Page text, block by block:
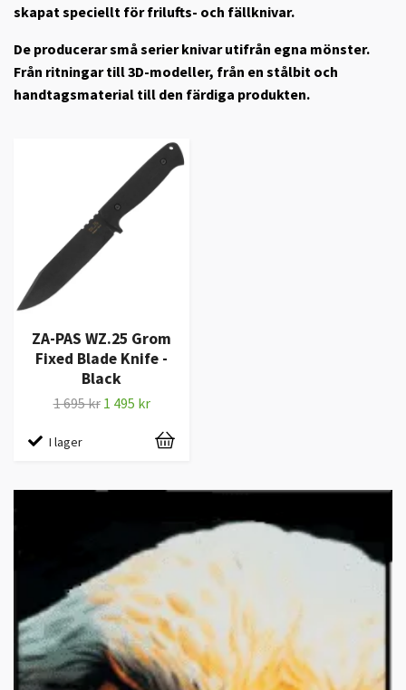
skapat speciellt för frilufts- och fällknivar.
De producerar små serier knivar utifrån egna mönster.
Från ritningar till 3D-modeller, från en stålbit och
handtagsmaterial till den färdiga produkten.
ZA-PAS WZ.25 Grom
Fixed Blade Knife -
Black
1 695 kr 1 495 kr
I lager